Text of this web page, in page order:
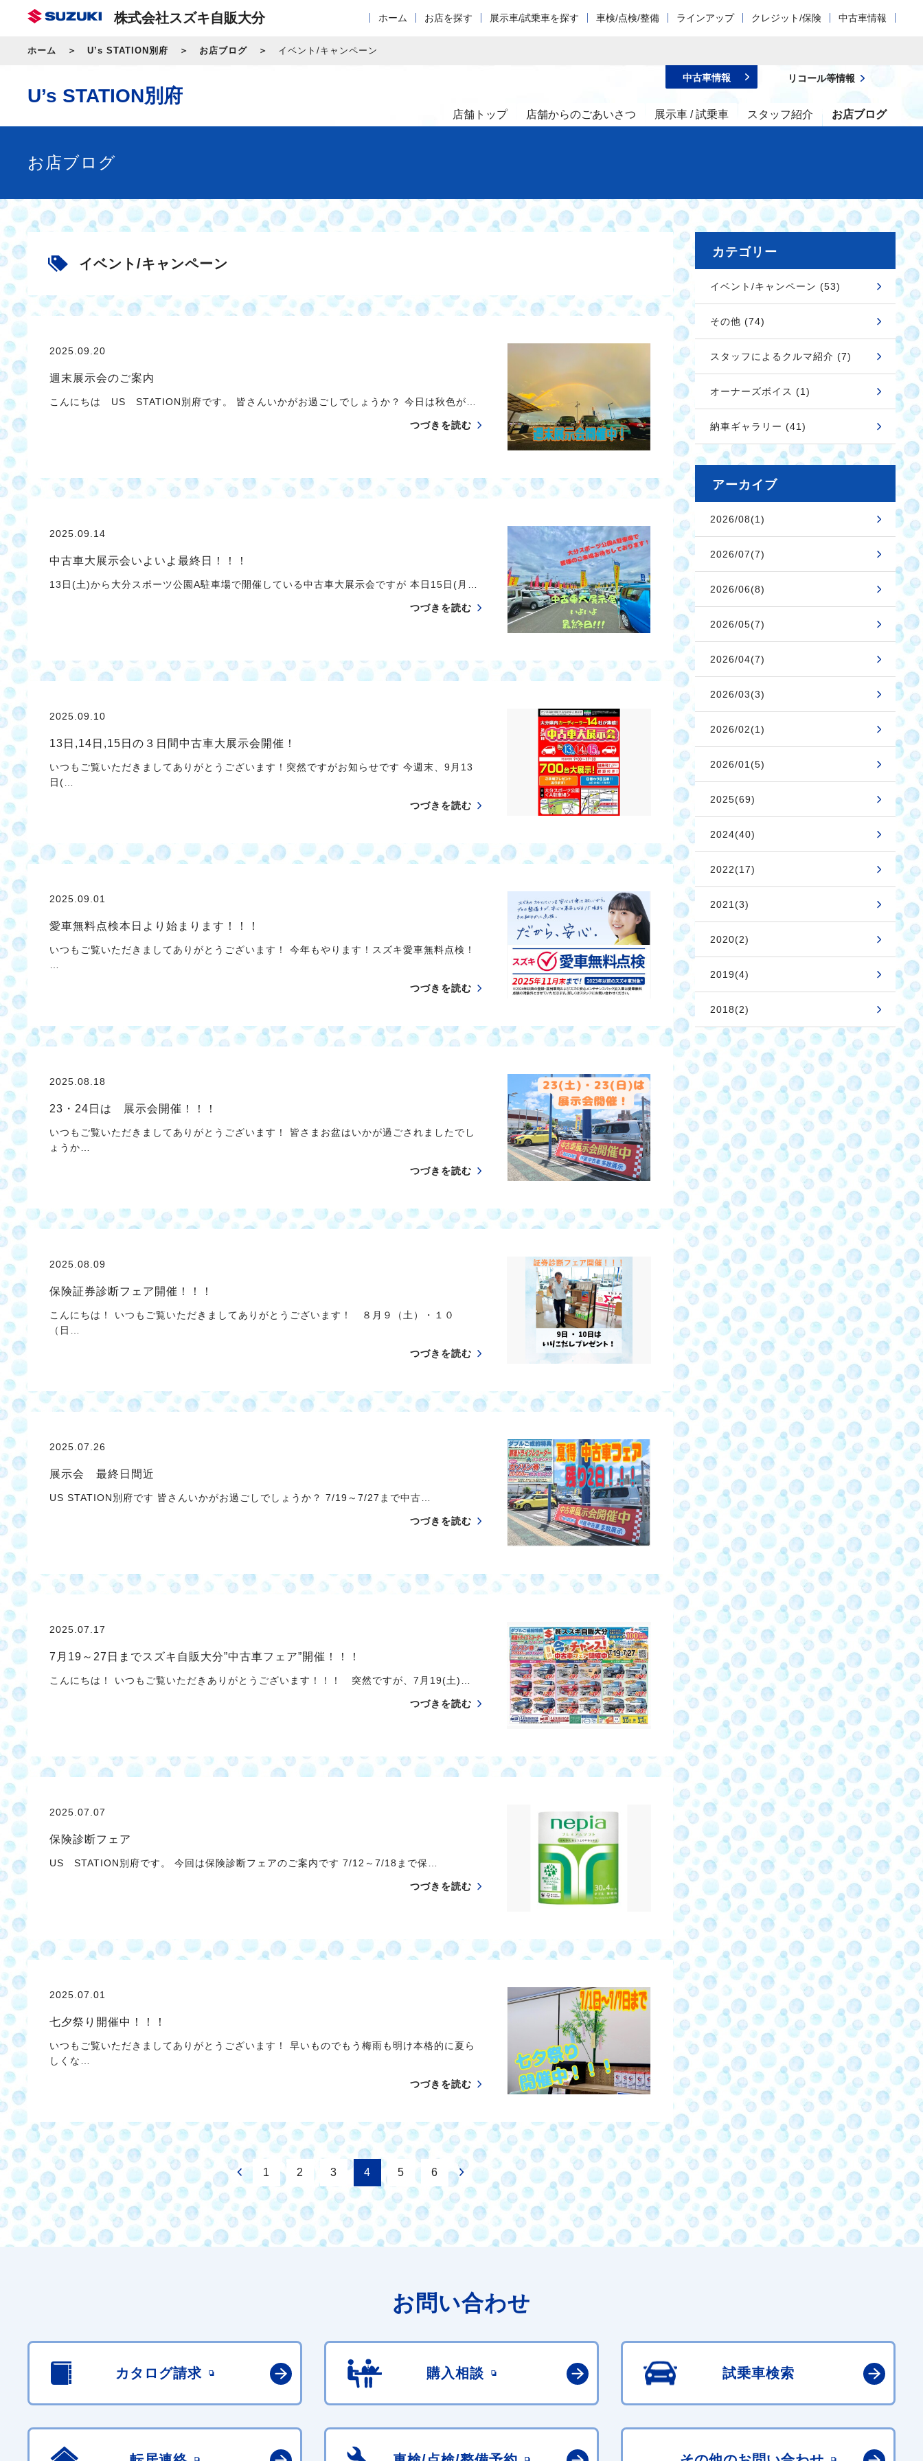
株式会社スズキ自販大分 ホーム お店を探す 展示車/試乗車を探す 車検/点検/整備 ラインアップ クレジット/保険 中古車情報
ホーム U’s STATION別府 お店ブログ イベント/キャンペーン
U’s STATION別府
店舗トップ 店舗からのごあいさつ 展示車 / 試乗車 スタッフ紹介 お店ブログ
中古車情報 リコール等情報
お店ブログ
イベント/キャンペーン
2025.09.20
週末展示会のご案内
こんにちは US STATION別府です。 皆さんいかがお過ごしでしょうか？ 今日は秋色が…
つづきを読む
2025.09.14
中古車大展示会いよいよ最終日！！！
13日(土)から大分スポーツ公園A駐車場で開催している中古車大展示会ですが 本日15日(月…
つづきを読む
2025.09.10
13日,14日,15日の３日間中古車大展示会開催！
いつもご覧いただきましてありがとうございます！突然ですがお知らせです 今週末、9月13
日(…
つづきを読む
2025.09.01
愛車無料点検本日より始まります！！！
いつもご覧いただきましてありがとうございます！ 今年もやります！スズキ愛車無料点検！
つづきを読む
2025.08.18
23・24日は 展示会開催！！！
いつもご覧いただきましてありがとうございます！ 皆さまお盆はいかが過ごされましたでし
ょうか…
つづきを読む
2025.08.09
保険証券診断フェア開催！！！
こんにちは！ いつもご覧いただきましてありがとうございます！ ８月９（土）・１０
（日…
つづきを読む
2025.07.26
展示会 最終日間近
US STATION別府です 皆さんいかがお過ごしでしょうか？ 7/19～7/27まで中古…
つづきを読む
2025.07.17
7月19～27日までスズキ自販大分”中古車フェア”開催！！！
こんにちは！ いつもご覧いただきありがとうございます！！！ 突然ですが、7月19(土)…
つづきを読む
2025.07.07
保険診断フェア
US STATION別府です。 今回は保険診断フェアのご案内です 7/12～7/18まで保…
つづきを読む
2025.07.01
七夕祭り開催中！！！
いつもご覧いただきましてありがとうございます！ 早いものでもう梅雨も明け本格的に夏ら
しくな…
つづきを読む
1 2 3 4 5 6
カテゴリー
イベント/キャンペーン (53)
その他 (74)
スタッフによるクルマ紹介 (7)
オーナーズボイス (1)
納車ギャラリー (41)
アーカイブ
2026/08(1)
2026/07(7)
2026/06(8)
2026/05(7)
2026/04(7)
2026/03(3)
2026/02(1)
2026/01(5)
2025(69)
2024(40)
2022(17)
2021(3)
2020(2)
2019(4)
2018(2)
お問い合わせ
カタログ請求 購入相談 試乗車検索